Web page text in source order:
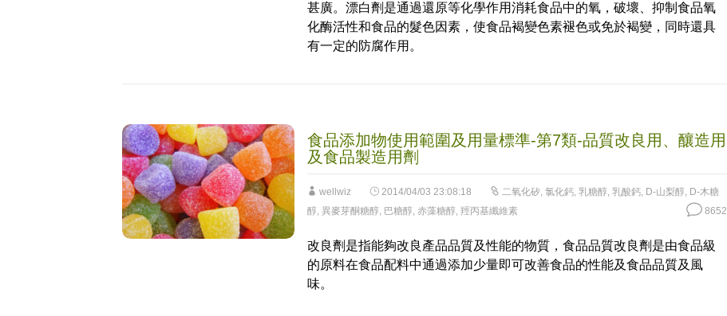
甚廣。漂白劑是通過還原等化學作用消耗食品中的氧，破壞、抑制食品氧
化酶活性和食品的髮色因素，使食品褐變色素褪色或免於褐變，同時還具
有一定的防腐作用。
食品添加物使用範圍及用量標準-第7類-品質改良用、釀造用
及食品製造用劑
wellwiz 2014/04/03 23:08:18 二氧化矽, 氯化鈣, 乳糖醇, 乳酸鈣, D-山梨醇, D-木糖
醇, 異麥芽酮糖醇, 巴糖醇, 赤藻糖醇, 羥丙基纖維素 8652
改良劑是指能夠改良產品品質及性能的物質，食品品質改良劑是由食品級
的原料在食品配料中通過添加少量即可改善食品的性能及食品品質及風
味。